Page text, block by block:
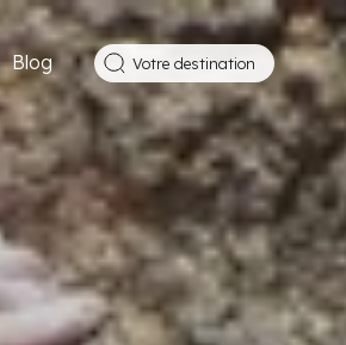
Blog Votre destination